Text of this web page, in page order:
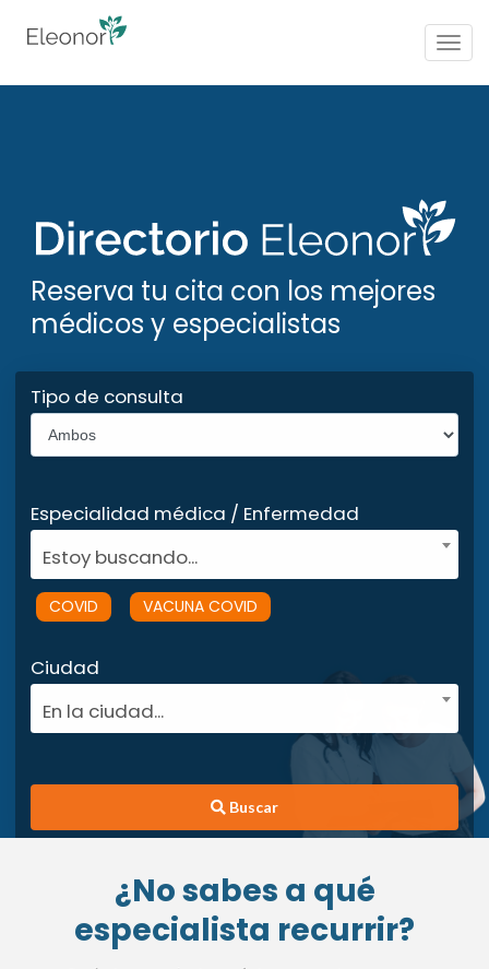
Reserva tu cita con los mejores
médicos y especialistas
Tipo de consulta
Especialidad médica / Enfermedad
Estoy buscando...
COVID VACUNA COVID
Ciudad
En la ciudad...
Buscar
¿No sabes a qué
especialista recurrir?